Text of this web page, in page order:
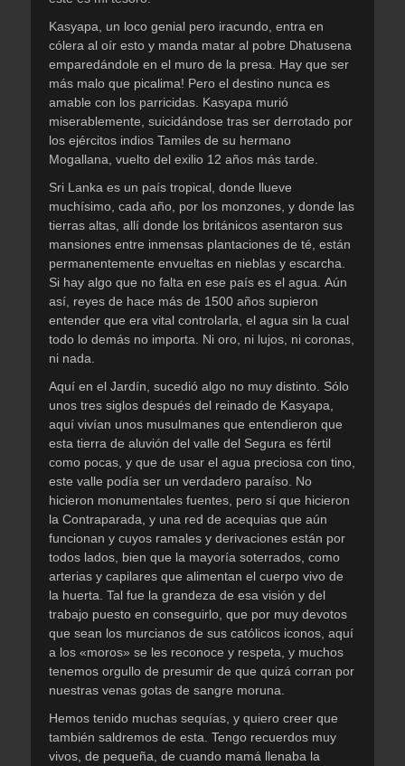
Kasyapa, un loco genial pero iracundo, entra en
cólera al oír esto y manda matar al pobre Dhatusena
emparedándole en el muro de la presa. Hay que ser
más malo que picalima! Pero el destino nunca es
amable con los parricidas. Kasyapa murió
miserablemente, suicidándose tras ser derrotado por
los ejércitos indios Tamiles de su hermano
Mogallana, vuelto del exilio 12 años más tarde.
Sri Lanka es un país tropical, donde llueve
muchísimo, cada año, por los monzones, y donde las
tierras altas, allí donde los británicos asentaron sus
mansiones entre inmensas plantaciones de té, están
permanentemente envueltas en nieblas y escarcha.
Si hay algo que no falta en ese país es el agua. Aún
así, reyes de hace más de 1500 años supieron
entender que era vital controlarla, el agua sin la cual
todo lo demás no importa. Ni oro, ni lujos, ni coronas,
ni nada.
Aquí en el Jardín, sucedió algo no muy distinto. Sólo
unos tres siglos después del reinado de Kasyapa,
aquí vivían unos musulmanes que entendieron que
esta tierra de aluvión del valle del Segura es fértil
como pocas, y que de usar el agua preciosa con tino,
este valle podía ser un verdadero paraíso. No
hicieron monumentales fuentes, pero sí que hicieron
la Contraparada, y una red de acequias que aún
funcionan y cuyos ramales y derivaciones están por
todos lados, bien que la mayoría soterrados, como
arterias y capilares que alimentan el cuerpo vivo de
la huerta. Tal fue la grandeza de esa visión y del
trabajo puesto en conseguirlo, que por muy devotos
que sean los murcianos de sus católicos iconos, aquí
a los «moros» se les reconoce y respeta, y muchos
tenemos orgullo de presumir de que quizá corran por
nuestras venas gotas de sangre moruna.
Hemos tenido muchas sequías, y quiero creer que
también saldremos de esta. Tengo recuerdos muy
vivos, de pequeña, de cuando mamá llenaba la